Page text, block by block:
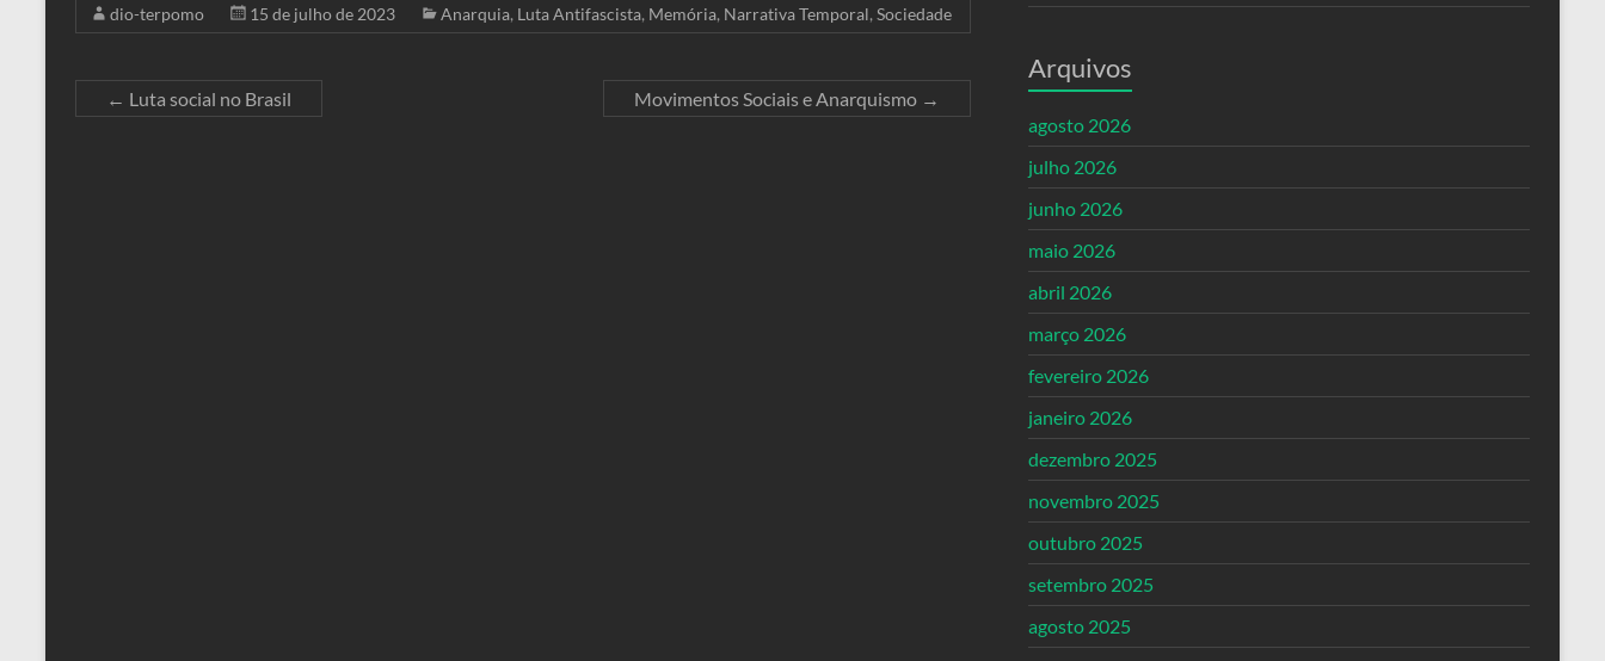
dio-terpomo 15 de julho de 2023 Anarquia, Luta Antifascista, Memória, Narrativa Temporal, Sociedade
← Luta social no Brasil Movimentos Sociais e Anarquismo →
Arquivos
agosto 2026
julho 2026
junho 2026
maio 2026
abril 2026
março 2026
fevereiro 2026
janeiro 2026
dezembro 2025
novembro 2025
outubro 2025
setembro 2025
agosto 2025